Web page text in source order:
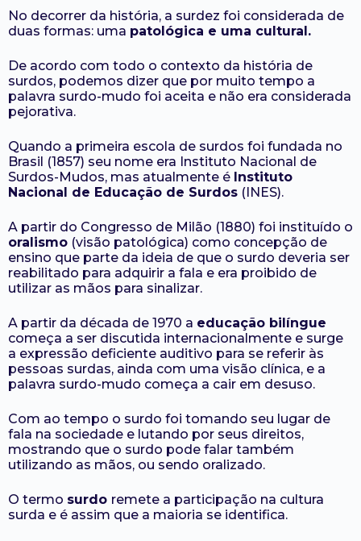
No decorrer da história, a surdez foi considerada de
duas formas: uma patológica e uma cultural.
De acordo com todo o contexto da história de
surdos, podemos dizer que por muito tempo a
palavra surdo-mudo foi aceita e não era considerada
pejorativa.
Quando a primeira escola de surdos foi fundada no
Brasil (1857) seu nome era Instituto Nacional de
Surdos-Mudos, mas atualmente é Instituto
Nacional de Educação de Surdos (INES).
A partir do Congresso de Milão (1880) foi instituído o
oralismo (visão patológica) como concepção de
ensino que parte da ideia de que o surdo deveria ser
reabilitado para adquirir a fala e era proibido de
utilizar as mãos para sinalizar.
A partir da década de 1970 a educação bilíngue
começa a ser discutida internacionalmente e surge
a expressão deficiente auditivo para se referir às
pessoas surdas, ainda com uma visão clínica, e a
palavra surdo-mudo começa a cair em desuso.
Com ao tempo o surdo foi tomando seu lugar de
fala na sociedade e lutando por seus direitos,
mostrando que o surdo pode falar também
utilizando as mãos, ou sendo oralizado.
O termo surdo remete a participação na cultura
surda e é assim que a maioria se identifica.